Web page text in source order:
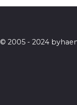
© 2005 - 2024